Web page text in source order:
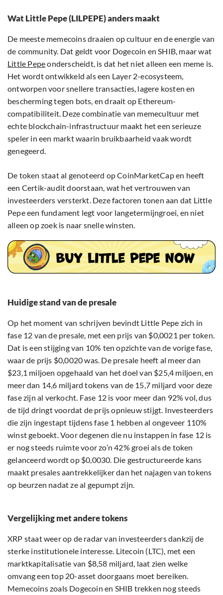
Wat Little Pepe (LILPEPE) anders maakt
De meeste memecoins draaien op cultuur en de energie van
de community. Dat geldt voor Dogecoin en SHIB, maar wat
Little Pepeonderscheidt, is dat het niet alleen een meme is.
Het wordt ontwikkeld als een Layer 2-ecosysteem,
ontworpen voor snellere transacties, lagere kosten en
bescherming tegen bots, en draait op Ethereum-
compatibiliteit. Deze combinatie van memecultuur met
echte blockchain-infrastructuur maakt het een serieuze
speler in een markt waarin bruikbaarheid vaak wordt
genegeerd.
De token staat al genoteerd op CoinMarketCap en heeft
een Certik-audit doorstaan, wat het vertrouwen van
investeerders versterkt. Deze factoren tonen aan dat Little
Pepe een fundament legt voor langetermijngroei, en niet
alleen op zoek is naar snelle winsten.
Huidige stand van de presale
Op het moment van schrijven bevindt Little Pepe zich in
fase 12 van de presale, met een prijs van $0,0021 per token.
Dat is een stijging van 10% ten opzichte van de vorige fase,
waar de prijs $0,0020 was. De presale heeft al meer dan
$23,1 miljoen opgehaald van het doel van $25,4 miljoen, en
meer dan 14,6 miljard tokens van de 15,7 miljard voor deze
fase zijn al verkocht. Fase 12 is voor meer dan 92% vol, dus
de tijd dringt voordat de prijs opnieuw stijgt. Investeerders
die zijn ingestapt tijdens fase 1 hebben al ongeveer 110%
winst geboekt. Voor degenen die nu instappen in fase 12 is
er nog steeds ruimte voor zo’n 42% groei als de token
gelanceerd wordt op $0,0030. Die gestructureerde kans
maakt presales aantrekkelijker dan het najagen van tokens
op beurzen nadat ze al gepumpt zijn.
Vergelijking met andere tokens
XRP staat weer op de radar van investeerders dankzij de
sterke institutionele interesse. Litecoin (LTC), met een
marktkapitalisatie van $8,58 miljard, laat zien welke
omvang een top 20-asset doorgaans moet bereiken.
Memecoins zoals Dogecoin en SHIB trekken nog steeds